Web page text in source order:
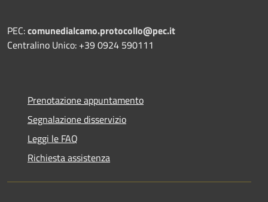
PEC:comunedialcamo.protocollo@pec.it
Centralino Unico: +39 0924 590111
Prenotazione appuntamento
Segnalazione disservizio
Leggi le FAQ
Richiesta assistenza